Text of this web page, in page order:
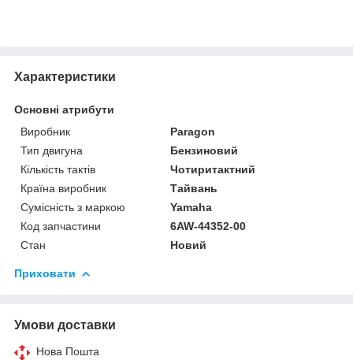
Характеристики
Основні атрибути
Виробник
Paragon
Тип двигуна
Бензиновий
Кількість тактів
Чотиритактний
Країна виробник
Тайвань
Сумісність з маркою
Yamaha
Код запчастини
6AW-44352-00
Стан
Новий
Приховати
Умови доставки
Нова Пошта